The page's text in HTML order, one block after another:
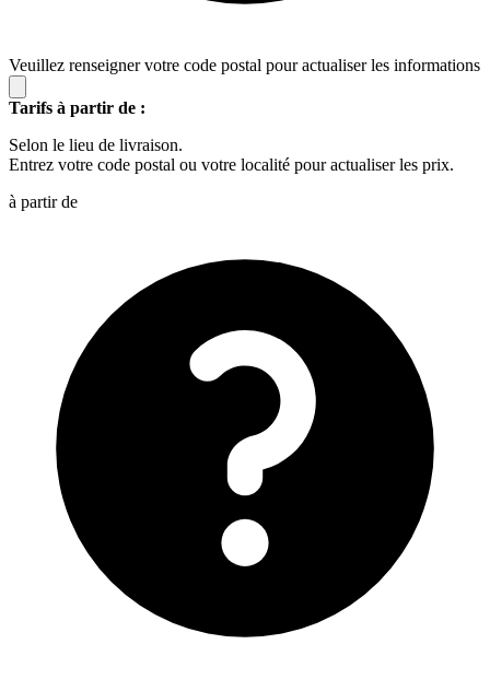
Veuillez renseigner votre code postal pour actualiser les informations
Tarifs à partir de :
Selon le lieu de livraison.
Entrez votre code postal ou votre localité pour actualiser les prix.
à partir de